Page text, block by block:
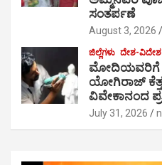
ಸಂತರ್ಪಣೆ
August 3, 2026
ಜಿಲ್ಲೆಗಳು ದೇಶ-ವಿದೇಶ
ಮೋದಿಯವರಿಗೆ
ಯೋಗಿರಾಜ್
ವಿವೇಕಾನಂದ
July 31, 2026